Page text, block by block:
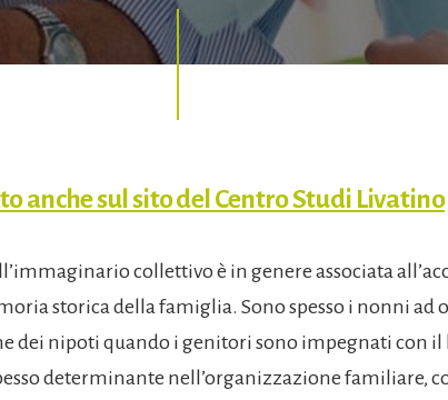
anche sul sito del Centro Studi Livatino
collettivo è in genere associata
storica della famiglia. Sono spesso i nonni ad
dei nipoti quando i genitori sono impegnati con il
determinante nell’organizzazione familiare,